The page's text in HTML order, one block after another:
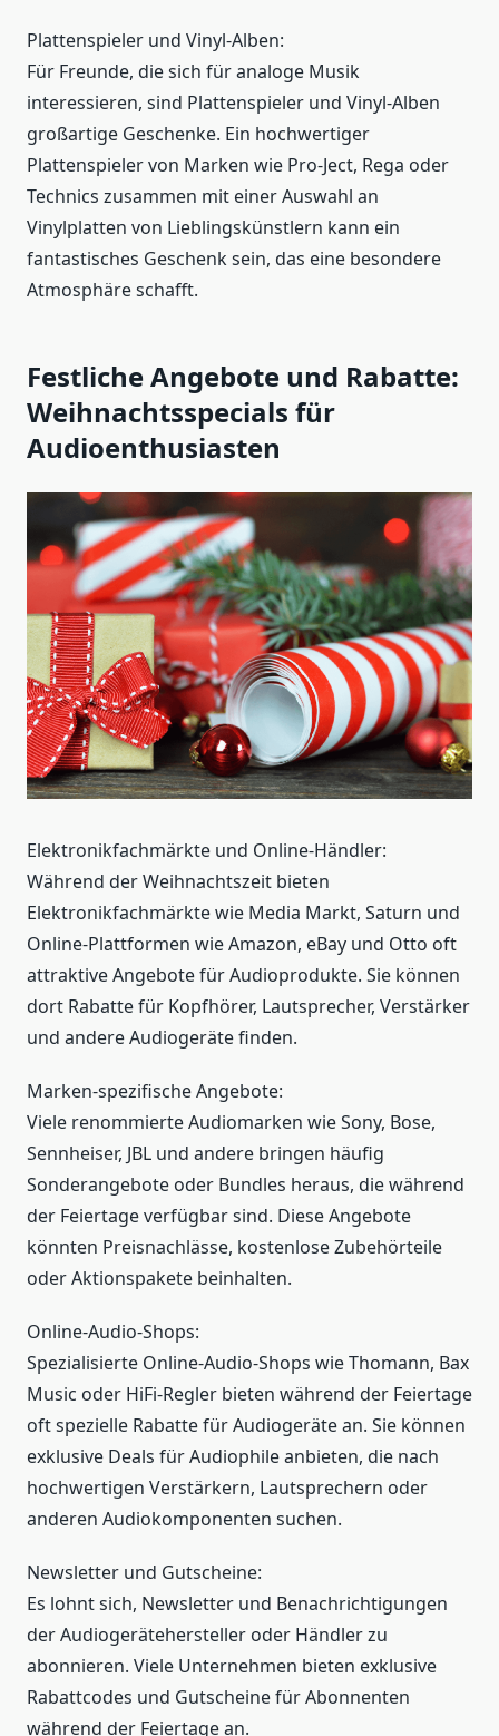
Plattenspieler und Vinyl-Alben:
Für Freunde, die sich für analoge Musik
interessieren, sind Plattenspieler und Vinyl-Alben
großartige Geschenke. Ein hochwertiger
Plattenspieler von Marken wie Pro-Ject, Rega oder
Technics zusammen mit einer Auswahl an
Vinylplatten von Lieblingskünstlern kann ein
fantastisches Geschenk sein, das eine besondere
Atmosphäre schafft.
Festliche Angebote und Rabatte:
Weihnachtsspecials für
Audioenthusiasten
Elektronikfachmärkte und Online-Händler:
Während der Weihnachtszeit bieten
Elektronikfachmärkte wie Media Markt, Saturn und
Online-Plattformen wie Amazon, eBay und Otto oft
attraktive Angebote für Audioprodukte. Sie können
dort Rabatte für Kopfhörer, Lautsprecher, Verstärker
und andere Audiogeräte finden.
Marken-spezifische Angebote:
Viele renommierte Audiomarken wie Sony, Bose,
Sennheiser, JBL und andere bringen häufig
Sonderangebote oder Bundles heraus, die während
der Feiertage verfügbar sind. Diese Angebote
könnten Preisnachlässe, kostenlose Zubehörteile
oder Aktionspakete beinhalten.
Online-Audio-Shops:
Spezialisierte Online-Audio-Shops wie Thomann, Bax
Music oder HiFi-Regler bieten während der Feiertage
oft spezielle Rabatte für Audiogeräte an. Sie können
exklusive Deals für Audiophile anbieten, die nach
hochwertigen Verstärkern, Lautsprechern oder
anderen Audiokomponenten suchen.
Newsletter und Gutscheine:
Es lohnt sich, Newsletter und Benachrichtigungen
der Audiogerätehersteller oder Händler zu
abonnieren. Viele Unternehmen bieten exklusive
Rabattcodes und Gutscheine für Abonnenten
während der Feiertage an.